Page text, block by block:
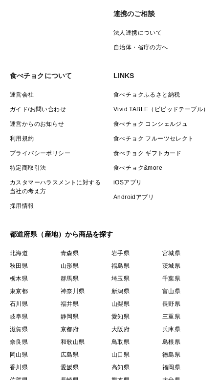
連携のご相談
法人連携について
自治体・省庁の方へ
食べチョクについて
運営会社
ガイド/お問い合わせ
運営からのお知らせ
利用規約
プライバシーポリシー
特定商取引法
カスタマーハラスメントに対する
当社の考え方
採用情報
LINKS
食べチョクふるさと納税
Vivid TABLE（ビビッドテーブル）
食べチョク コンシェルジュ
食べチョク フルーツセレクト
食べチョク ギフトカード
食べチョク&more
iOSアプリ
Androidアプリ
都道府県（産地）から商品を探す
北海道 青森県 岩手県
宮城県
秋田県
山形県 福島県
茨城県
栃木県
群馬県 埼玉県
千葉県
東京都
神奈川県 新潟県
富山県
石川県
福井県 山梨県
長野県
岐阜県
静岡県 愛知県
三重県
滋賀県
京都府 大阪府
兵庫県
奈良県
和歌山県 鳥取県
島根県
岡山県
広島県 山口県
徳島県
香川県
愛媛県 高知県
福岡県